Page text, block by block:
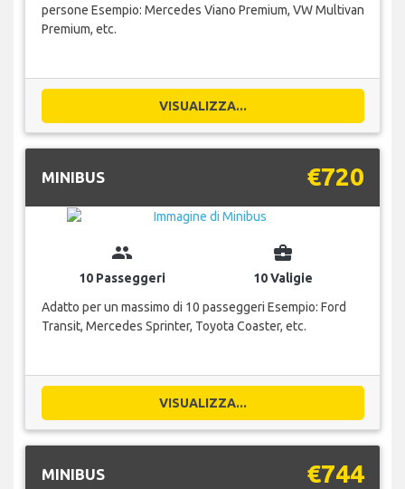
persone Esempio: Mercedes Viano Premium, VW Multivan
Premium, etc.
VISUALIZZA...
MINIBUS €720
group
10 Passeggeri
business_center
10 Valigie
Adatto per un massimo di 10 passeggeri Esempio: Ford
Transit, Mercedes Sprinter, Toyota Coaster, etc.
VISUALIZZA...
MINIBUS €744